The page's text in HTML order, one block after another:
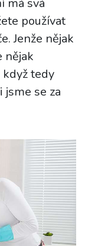
má svá
používat
Jenže nějak
nějak
když tedy
se za